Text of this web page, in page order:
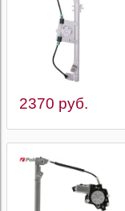
2370 руб.